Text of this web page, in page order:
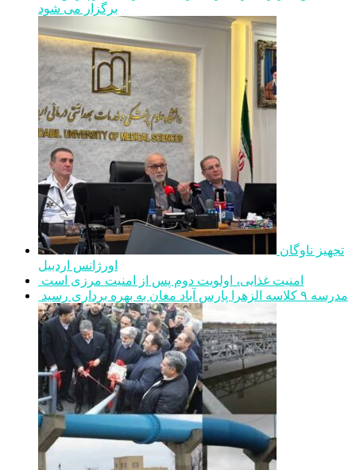
برگزار می شود
اورژانس اردبیل
امنیت غذایی، اولویت دوم پس از امنیت مرزی است
مدرسه ۹ کلاسه الزهرا پارس آباد مغان به بهره برداری رسید